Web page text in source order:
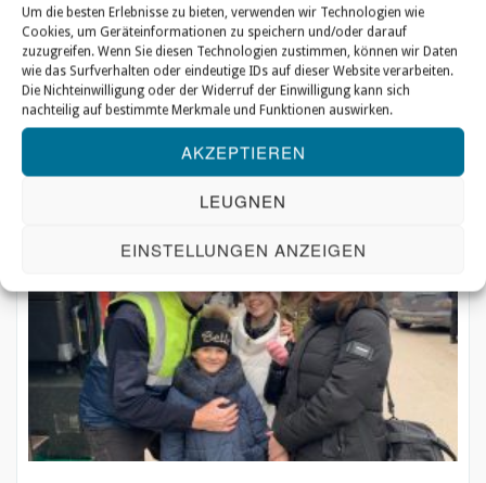
Um die besten Erlebnisse zu bieten, verwenden wir Technologien wie
Cookies, um Geräteinformationen zu speichern und/oder darauf
zuzugreifen. Wenn Sie diesen Technologien zustimmen, können wir Daten
wie das Surfverhalten oder eindeutige IDs auf dieser Website verarbeiten.
Die Nichteinwilligung oder der Widerruf der Einwilligung kann sich
nachteilig auf bestimmte Merkmale und Funktionen auswirken.
AKZEPTIEREN
LEUGNEN
EINSTELLUNGEN ANZEIGEN
„Zuerst muss ich meine Angst
überwinden“
In der Ferne ist wieder Luftalarm zu hören. Seit dem 24. Februar
gehört die Gewalt in der Ukraine zum Alltag. …